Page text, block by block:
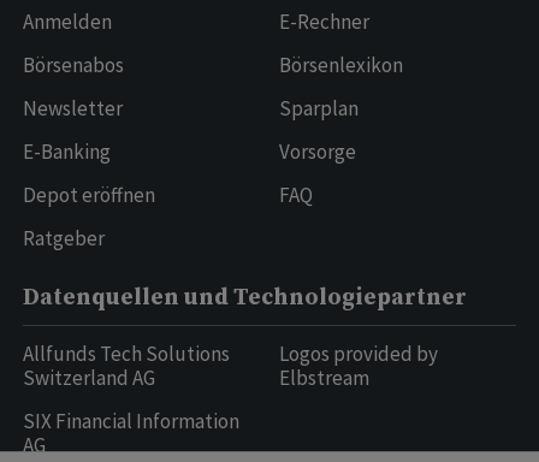
Anmelden
Börsenabos
Newsletter
E-Banking
Depot eröffnen
Ratgeber
E-Rechner
Börsenlexikon
Sparplan
Vorsorge
FAQ
Datenquellen und Technologiepartner
Allfunds Tech Solutions
Switzerland AG
SIX Financial Information
AG
Logos provided by
Elbstream